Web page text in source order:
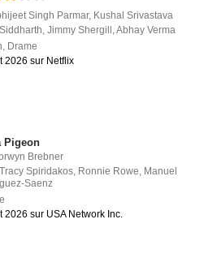
Singh Parmar, Kushal Srivastava
Siddharth ,Jimmy Shergill ,Abhay Verma
Drame
2026 sur Netflix
Pigeon
Brebner
Tracy Spiridakos, Ronnie Rowe, Manuel
Saenz
2026 sur USA Network Inc.